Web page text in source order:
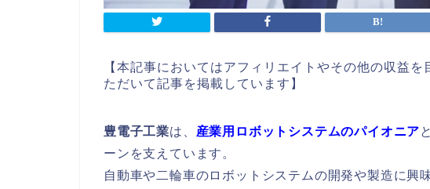
【本記事においてはアフィリエイトやその他の収益
ただいて記事を掲載しています】
豊電子工業は、 産業用ロボットシステムのパイオニア
ーンを支えています。
自動車や二輪車のロボットシステムの開発や製造に興